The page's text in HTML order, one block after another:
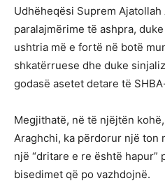
Udhëheqësi Suprem
paralajmërime të ashpra,
ushtria më e fortë në botë
shkatërruese dhe duke
godasë asetet detare të
Megjithatë, në të njëjtën
Araghchi, ka përdorur një ton
një “dritare e re është hapur”
bisedimet që po vazhdojnë.